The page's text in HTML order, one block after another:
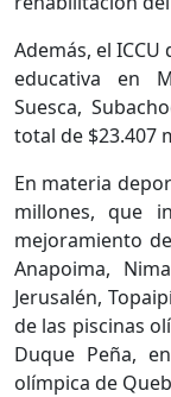
Además, el
educativa en
Suesca,
total de $23.407
En materia
millones, que
mejoramiento
Anapoima,
Jerusalén,
de las piscinas
Duque Peña,
olímpica de